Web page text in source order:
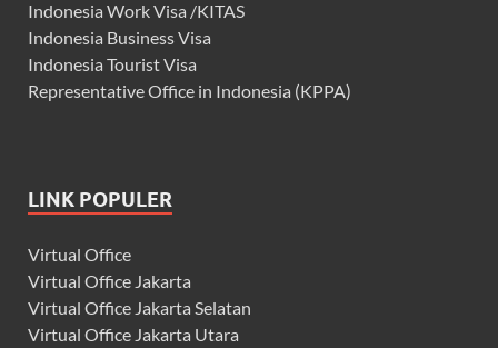
Indonesia Work Visa /KITAS
Indonesia Business Visa
Indonesia Tourist Visa
Representative Office in Indonesia (KPPA)
LINK POPULER
Virtual Office
Virtual Office Jakarta
Virtual Office Jakarta Selatan
Virtual Office Jakarta Utara